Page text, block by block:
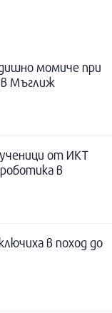
момиче при
в Мъглиж
от ИКТ
в
в поход до